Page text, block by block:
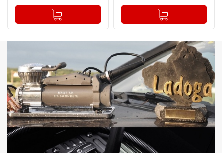
+
Добавлено в корзину +
Добавлено в корзину